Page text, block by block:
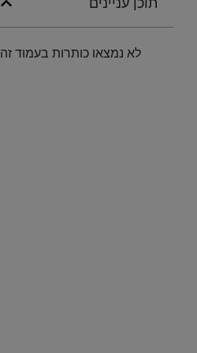
לא נמצאו כותרות בעמוד זה